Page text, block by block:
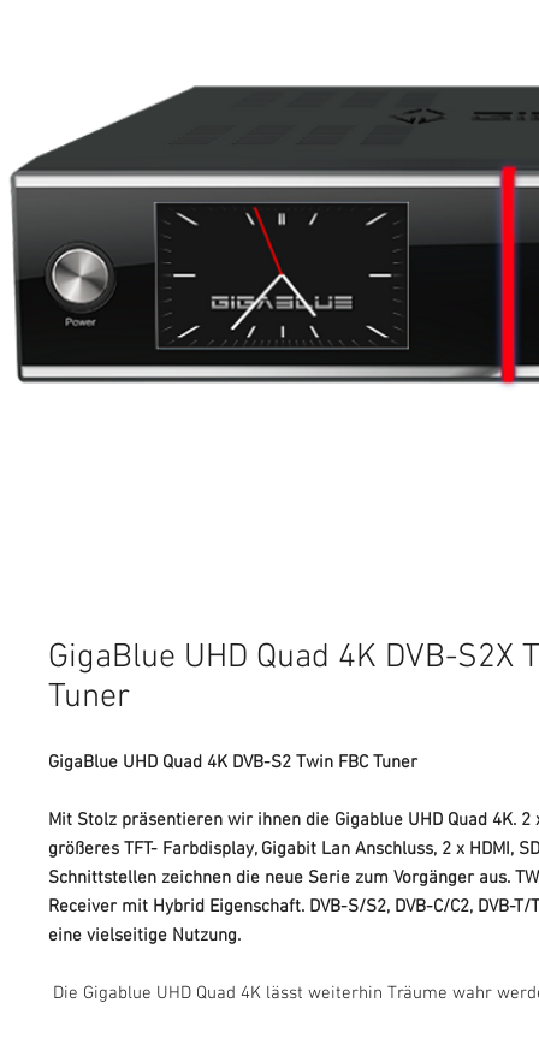
GigaBlue UHD Quad 4K DVB-S2X
Tuner
GigaBlue UHD Quad 4K DVB-S2 Twin FBC Tuner
Mit Stolz präsentieren wir ihnen die Gigablue UHD Quad 4K. 2
größeres TFT- Farbdisplay, Gigabit Lan Anschluss, 2 x HDMI,
Schnittstellen zeichnen die neue Serie zum Vorgänger aus.
Receiver mit Hybrid Eigenschaft. DVB-S/S2, DVB-C/C2, DVB-T/
eine vielseitige Nutzung.
Die Gigablue UHD Quad 4K lässt weiterhin Träume wahr